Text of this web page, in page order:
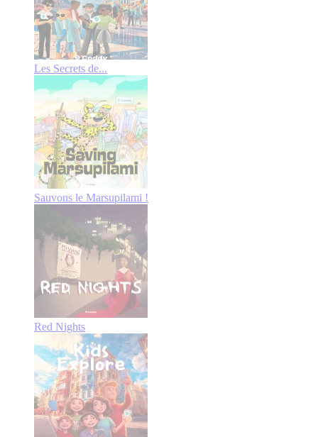
Les Secrets de...
Sauvons le Marsupilami !
Red Nights